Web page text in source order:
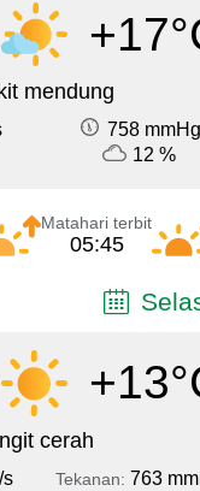
mendung
758 mmHg
12 %
Matahari terbit
05:45
cerah
s Tekanan: 763